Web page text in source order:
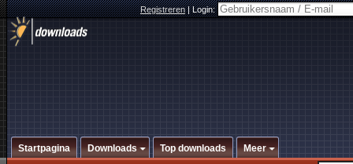
Registreren|Login:
Startpagina Downloads Top downloads Meer